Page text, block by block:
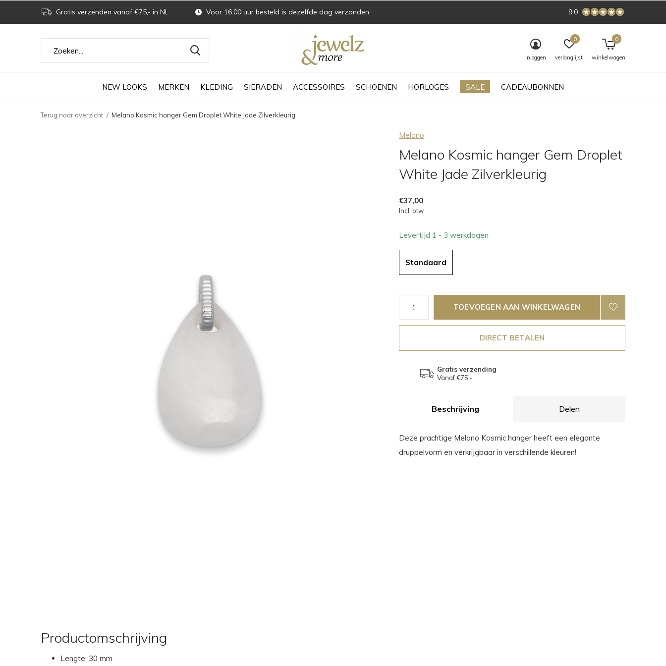
NEW LOOKS MERKEN KLEDING SIERADEN ACCESSOIRES SCHOENEN HORLOGES SALE CADEAUBONNEN
inloggen verlanglijst
0
winkelwagen
0
Gratis verzenden vanaf €75,- in NL Voor 16.00 uur besteld is dezelfde dag verzonden 9.0
Terug naar overzicht Melano Kosmic hanger Gem Droplet White Jade Zilverkleurig
Melano
Melano Kosmic hanger Gem Droplet
White Jade Zilverkleurig
€37,00
Incl. btw
Levertijd 1 - 3 werkdagen
Standaard
TOEVOEGEN AAN WINKELWAGEN
DIRECT BETALEN
Gratis verzending
Vanaf €75,-
Beschrijving Delen
Deze prachtige Melano Kosmic hanger heeft een elegante
druppelvorm en verkrijgbaar in verschillende kleuren!
Productomschrijving
Lengte: 30 mm